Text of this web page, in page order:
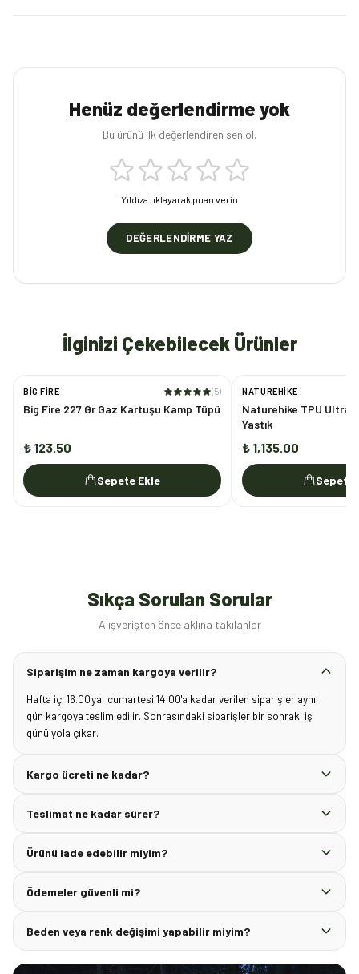
Henüz değerlendirme yok
Bu ürünü ilk değerlendiren sen ol.
Yıldıza tıklayarak puan verin
DEĞERLENDIRME YAZ
İlginizi Çekebilecek Ürünler
BIG FIRE (5)
Big Fire 227 Gr Gaz Kartuşu Kamp Tüpü
₺ 123.50
Sepete Ekle
NATUREHIKE
Naturehike TPU
Yastık
₺ 1,135.00
Sepete
Sıkça Sorulan Sorular
Alışverişten önce aklına takılanlar
Siparişim ne zaman kargoya verilir?
Hafta içi 16.00'ya, cumartesi 14.00'a kadar verilen siparişler aynı
gün kargoya teslim edilir. Sonrasındaki siparişler bir sonraki iş
günü yola çıkar.
Kargo ücreti ne kadar?
Teslimat ne kadar sürer?
Ürünü iade edebilir miyim?
Ödemeler güvenli mi?
Beden veya renk değişimi yapabilir miyim?